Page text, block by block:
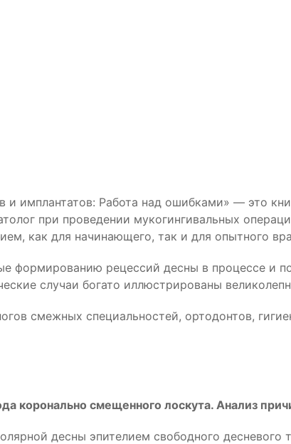
и имплантатов: Работа над ошибками» — это
при проведении мукогингивальных
как для начинающего, так и для опытного
формированию рецессий десны в процессе и
случаи богато иллюстрированы
смежных специальностей, ортодонтов,
коронально смещенного лоскута. Анализ
десны эпителием свободного десневого